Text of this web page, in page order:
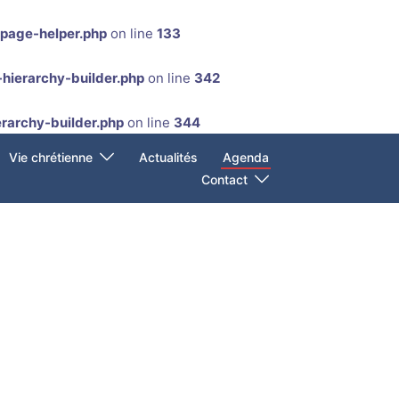
helper.php on line 133
builder.php on line 342
builder.php on line 344
Vie chrétienne Actualités
Agenda
Contact